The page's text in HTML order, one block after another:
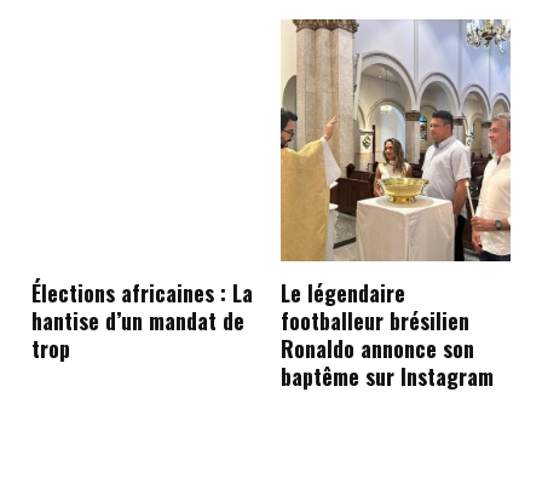
Élections africaines : La
hantise d’un mandat de
trop
Le légendaire
footballeur brésilien
Ronaldo annonce son
baptême sur Instagram